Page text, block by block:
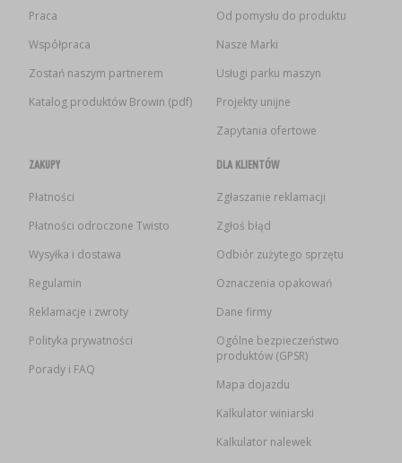
Praca
Współpraca
Zostań naszym partnerem
Katalog produktów Browin (pdf)
Od pomysłu do produktu
Nasze Marki
Usługi parku maszyn
Projekty unijne
Zapytania ofertowe
ZAKUPY
Płatności
Płatności odroczone Twisto
Wysyłka i dostawa
Regulamin
Reklamacje i zwroty
Polityka prywatności
Porady i FAQ
DLA KLIENTÓW
Zgłaszanie reklamacji
Zgłoś błąd
Odbiór zużytego sprzętu
Oznaczenia opakowań
Dane firmy
Ogólne bezpieczeństwo
produktów (GPSR)
Mapa dojazdu
Kalkulator winiarski
Kalkulator nalewek